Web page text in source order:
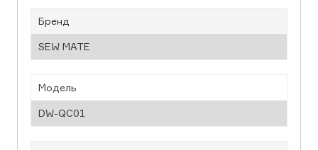
Бренд
SEW MATE
Модель
DW-QC01